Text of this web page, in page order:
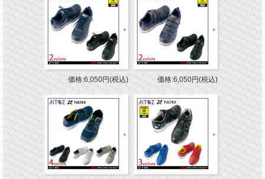
価格:6,050円(税込) 価格:6,050円(税込)